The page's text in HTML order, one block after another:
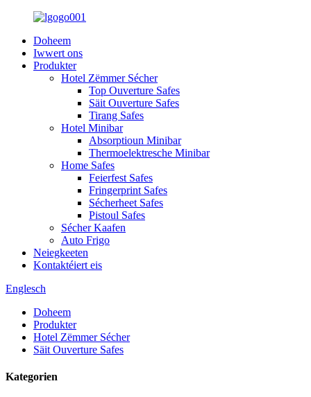
Doheem
Iwwert ons
Produkter
Hotel Zëmmer Sécher
Top Ouverture Safes
Säit Ouverture Safes
Tirang Safes
Hotel Minibar
Absorptioun Minibar
Thermoelektresche Minibar
Home Safes
Feierfest Safes
Fringerprint Safes
Sécherheet Safes
Pistoul Safes
Sécher Kaafen
Auto Frigo
Neiegkeeten
Kontaktéiert eis
Englesch
Doheem
Produkter
Hotel Zëmmer Sécher
Säit Ouverture Safes
Kategorien